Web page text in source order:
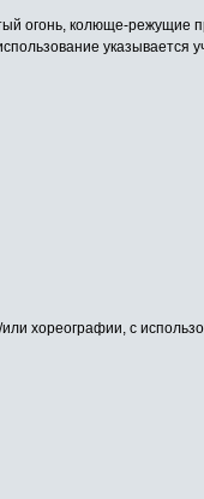
огонь, колюще-
указывается
хореографии, с